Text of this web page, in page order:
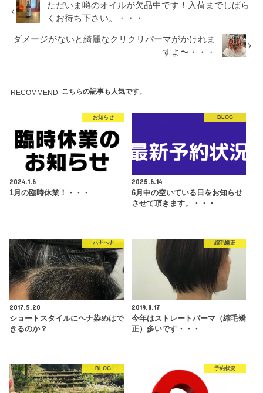
ただいま噂のオイルが欠品中です！入荷までしばら
くお待ち下さい。・・・
ダメージがないと綺麗なクリクリパーマがかけれま
すよ〜・・・
RECOMMEND こちらの記事も人気です。
お知らせ
2024.1.6
1月の臨時休業！・・・
BLOG
2025.6.14
6月中の空いている日をお知らせ
させて頂きます。・・・
ハナヘナ
2017.5.20
ショートスタイルにヘナ染めはで
きるのか？
縮毛矯正
2019.8.17
今年はストレートパーマ（縮毛矯
正）多いです・・・
BLOG 予約状況